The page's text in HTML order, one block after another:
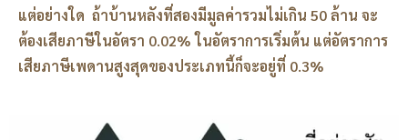
แต่อย่างใด ถ้าบ้านหลังที่สองมีมูลค่ารวมไม่เกิน 50 ล้าน จะ
ต้องเสียภาษีในอัตรา 0.02% ในอัตราการเริ่มต้น แต่อัตราการ
เสียภาษีเพดานสูงสุดของประเภทนี้ก็จะอยู่ที่ 0.3%